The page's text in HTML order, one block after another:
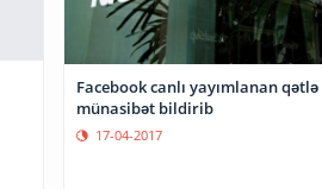
Facebook canlı yayımlanan qətlə
münasibət bildirib
17-04-2017